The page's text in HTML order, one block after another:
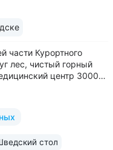
части Курортного
лес, чистый горный
центр 3000
и ДНК-
стол